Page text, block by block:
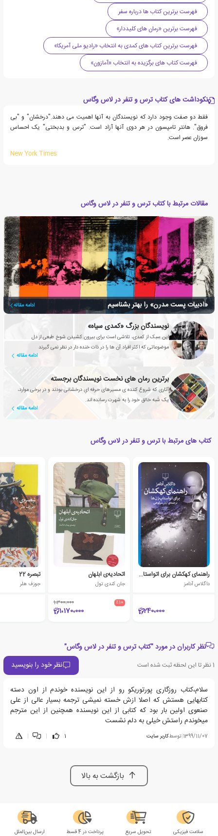
فهرست برترین کتاب ها درباره سفر
فهرست برترین «رمان های کلیددار»
فهرست برترین کتاب های کمدی به انتخاب «رادیو ملی آمریکا»
فهرست کتاب های برگزیده به انتخاب «آمازون»
نکوداشت های کتاب ترس و تنفر در لاس وگاس
فقط دو صفت وجود دارد که نویسندگان به آنها اهمیت می دهند."درخشان" و "بی
فروق". هانتر تامپسون در هر دوی آنها آزاد است. "ترس و بدبختی" یک احساس
سوزان عصر است.
New York Times
مقالات مرتبط با کتاب ترس و تنفر در لاس وگاس
«ادبیات پست مدرن» را بهتر بشناسیم ادامه مقاله
نویسندگان بزرگ «کمدی سیاه»
این سبک از کمدی، تلاشی است برای بیرون کشیدن شوخ طبعی از دل
موضوعاتی که اکثر افراد آن ها را در ذات خنده دار در نظر نمی گیرند
ادامه مقاله
برترین رمان های نخست نویسندگان برجسته
آثاری که شروع کننده ی مسیرهای حرفه ایِ درخشانی بودند و در برخی موارد،
یک شَبه خالق خود را به شهرت رسانده اند.
ادامه مقاله
کتاب های مرتبط با ترس و تنفر در لاس وگاس
راهنمای کهکشان برای اتواستاپ زن ها
داگلاس آدامز
240،000
اتحادیه‌ی ابلهان
جان کندی تول
٪10 1،300،000
1،170،000
تبصره 22
جوزف هلر
نظر کاربران در مورد "کتاب ترس و تنفر در لاس وگاس"
1نظر تا این لحظه ثبت شده است نظر خود را بنویسید
سلام،کتاب روزگاری پورتوریکو رو از این نویسنده خوندم از اون دسته
کتابهایی هستش که اصلا ازش خسته نمیشی ترجمه بسیار عالی از علی
صنعوی اولین بار بود که کتابی از این نویسنده همچنین از این مترجم
میخوندم راستش خیلی به دلم نشست
1399/11/07
|توسطکاربر سایت 1
|
|
بازگشت به بالا
سلامت فیزیکی تحویل سریع پرداخت در 4 قسط ارسال بین‌الملل